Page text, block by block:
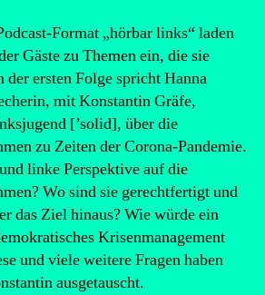
Format „hörbar links“ laden
Gäste zu Themen ein, die sie
ersten Folge spricht Hanna
mit Konstantin Gräfe,
[’solid], über die
zu Zeiten der Corona-Pandemie.
linke Perspektive auf die
Wo sind sie gerechtfertigt und
das Ziel hinaus? Wie würde ein
Krisenmanagement
und viele weitere Fragen haben
ausgetauscht.